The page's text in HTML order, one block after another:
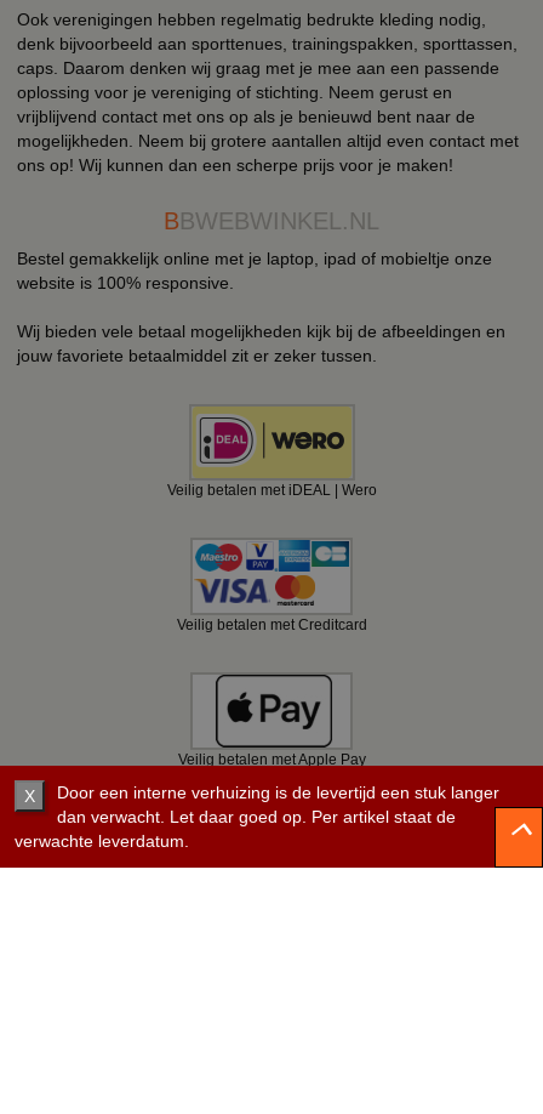
Ook verenigingen hebben regelmatig bedrukte kleding nodig,
denk bijvoorbeeld aan sporttenues, trainingspakken, sporttassen,
caps. Daarom denken wij graag met je mee aan een passende
oplossing voor je vereniging of stichting. Neem gerust en
vrijblijvend contact met ons op als je benieuwd bent naar de
mogelijkheden. Neem bij grotere aantallen altijd even contact met
ons op! Wij kunnen dan een scherpe prijs voor je maken!
BBWEBWINKEL.NL
Bestel gemakkelijk online met je laptop, ipad of mobieltje onze
website is 100% responsive.
Wij bieden vele betaal mogelijkheden kijk bij de afbeeldingen en
jouw favoriete betaalmiddel zit er zeker tussen.
Veilig betalen met iDEAL | Wero
Veilig betalen met Creditcard
Veilig betalen met Apple Pay
X
Door een interne verhuizing is de levertijd een stuk langer
dan verwacht. Let daar goed op. Per artikel staat de
verwachte leverdatum.